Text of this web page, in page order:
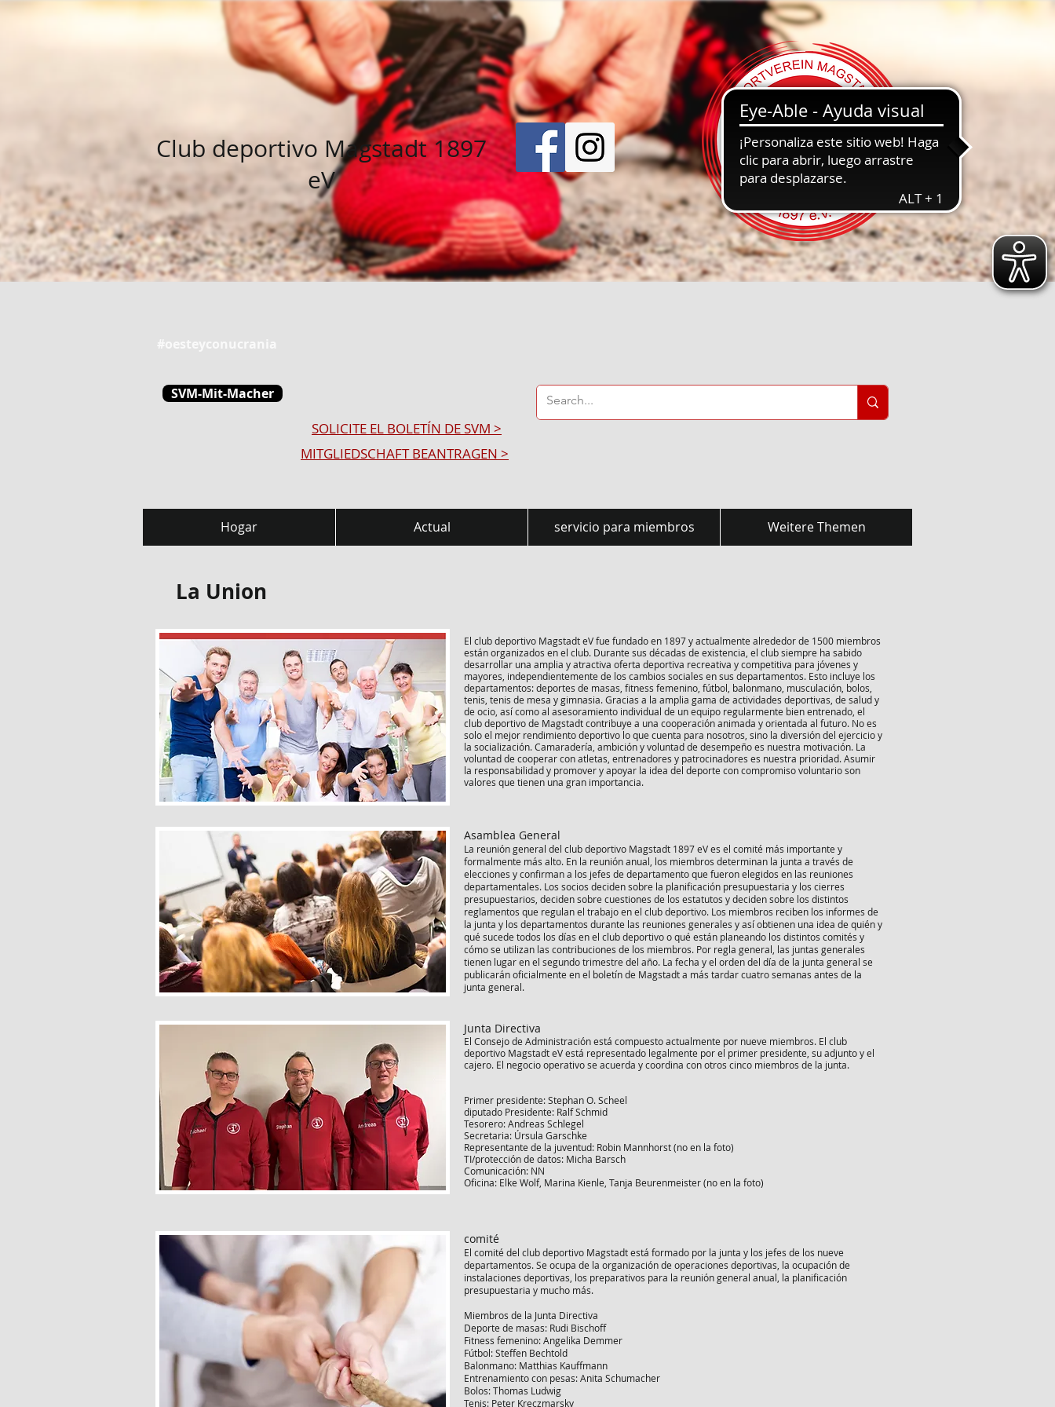
Club deportivo Magstadt 1897
eV
SVM-Mit-Macher
SOLICITE EL BOLETÍN DE SVM >
MITGLIEDSCHAFT BEANTRAGEN >
Hogar Actual servicio para miembros Weitere Themen
La Union
El club deportivo Magstadt eV fue fundado en 1897 y actualmente alrededor de 1500 miembros
están organizados en el club. Durante sus décadas de existencia, el club siempre ha sabido
desarrollar una amplia y atractiva oferta deportiva recreativa y competitiva para jóvenes y
mayores, independientemente de los cambios sociales en sus departamentos. Esto incluye los
departamentos: deportes de masas, fitness femenino, fútbol, balonmano, musculación, bolos,
tenis, tenis de mesa y gimnasia. Gracias a la amplia gama de actividades deportivas, de salud y
de ocio, así como al asesoramiento individual de un equipo regularmente bien entrenado, el
club deportivo de Magstadt contribuye a una cooperación animada y orientada al futuro. No es
solo el mejor rendimiento deportivo lo que cuenta para nosotros, sino la diversión del ejercicio y
la socialización. Camaradería, ambición y voluntad de desempeño es nuestra motivación. La
voluntad de cooperar con atletas, entrenadores y patrocinadores es nuestra prioridad. Asumir
la responsabilidad y promover y apoyar la idea del deporte con compromiso voluntario son
valores que tienen una gran importancia.
Asamblea General
La reunión general del club deportivo Magstadt 1897 eV es el comité más importante y
formalmente más alto. En la reunión anual, los miembros determinan la junta a través de
elecciones y confirman a los jefes de departamento que fueron elegidos en las reuniones
departamentales. Los socios deciden sobre la planificación presupuestaria y los cierres
presupuestarios, deciden sobre cuestiones de los estatutos y deciden sobre los distintos
reglamentos que regulan el trabajo en el club deportivo. Los miembros reciben los informes de
la junta y los departamentos durante las reuniones generales y así obtienen una idea de quién y
qué sucede todos los días en el club deportivo o qué están planeando los distintos comités y
cómo se utilizan las contribuciones de los miembros. Por regla general, las juntas generales
tienen lugar en el segundo trimestre del año. La fecha y el orden del día de la junta general se
publicarán oficialmente en el boletín de Magstadt a más tardar cuatro semanas antes de la
junta general.
Junta Directiva
El Consejo de Administración está compuesto actualmente por nueve miembros. El club
deportivo Magstadt eV está representado legalmente por el primer presidente, su adjunto y el
cajero. El negocio operativo se acuerda y coordina con otros cinco miembros de la junta.
Primer presidente: Stephan O. Scheel
diputado Presidente: Ralf Schmid
Tesorero: Andreas Schlegel
Secretaria: Úrsula Garschke
Representante de la juventud: Robin Mannhorst (no en la foto)
TI/protección de datos: Micha Barsch
Comunicación: NN
Oficina: Elke Wolf, Marina Kienle, Tanja Beurenmeister (no en la foto)
comité
El comité del club deportivo Magstadt está formado por la junta y los jefes de los nueve
departamentos. Se ocupa de la organización de operaciones deportivas, la ocupación de
instalaciones deportivas, los preparativos para la reunión general anual, la planificación
presupuestaria y mucho más.
Miembros de la Junta Directiva
Deporte de masas: Rudi Bischoff
Fitness femenino: Angelika Demmer
Fútbol: Steffen Bechtold
Balonmano: Matthias Kauffmann
Entrenamiento con pesas: Anita Schumacher
Bolos: Thomas Ludwig
Tenis: Peter Kreczmarsky